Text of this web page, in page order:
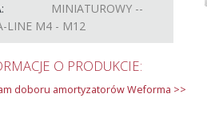
MINIATUROWY --
LINE M4 - M12
O PRODUKCIE:
doboru amortyzatorów Weforma >>